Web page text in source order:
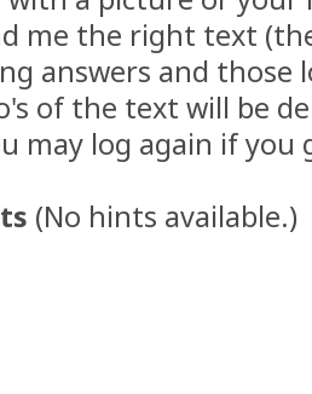
me the right text
answers and those
of the text will be
may log again if you
(No hints available.)